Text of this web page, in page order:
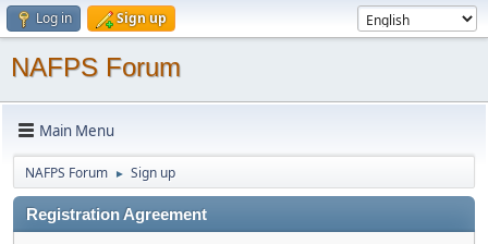
Log in Sign up
NAFPS Forum
Main Menu
NAFPS Forum ► Sign up
Registration Agreement